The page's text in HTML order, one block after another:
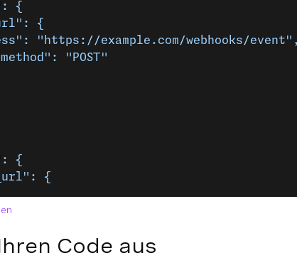
{
{
"https://example.com/webhooks/
"POST"
{
{
Code aus